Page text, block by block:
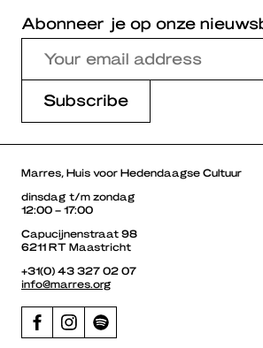
Abonneer je op onze
Marres, Huis voor Hedendaagse Cultuur
dinsdag t/m zondag
12:00 – 17:00
Capucijnenstraat 98
6211 RT Maastricht
+31(0) 43 327 02 07
info@marres.org